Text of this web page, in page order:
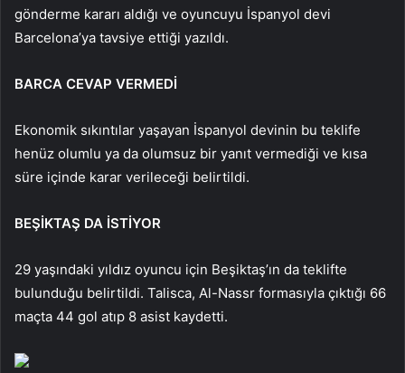
gönderme kararı aldığı ve oyuncuyu İspanyol devi
Barcelona’ya tavsiye ettiği yazıldı.
BARCA CEVAP VERMEDİ
Ekonomik sıkıntılar yaşayan İspanyol devinin bu teklife
henüz olumlu ya da olumsuz bir yanıt vermediği ve kısa
süre içinde karar verileceği belirtildi.
BEŞİKTAŞ DA İSTİYOR
29 yaşındaki yıldız oyuncu için Beşiktaş’ın da teklifte
bulunduğu belirtildi. Talisca, Al-Nassr formasıyla çıktığı 66
maçta 44 gol atıp 8 asist kaydetti.